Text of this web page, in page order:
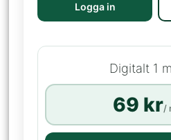
Logga in
Digitalt 1
69 kr/